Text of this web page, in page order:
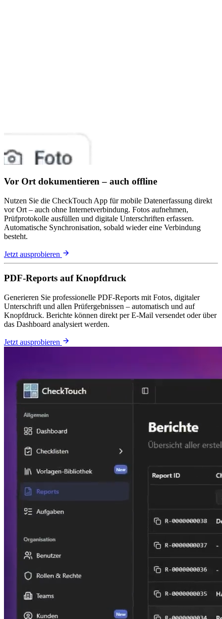
Vor Ort dokumentieren – auch offline
Nutzen Sie die CheckTouch App für mobile Datenerfassung direkt
vor Ort – auch ohne Internetverbindung. Fotos aufnehmen,
Prüfprotokolle ausfüllen und digitale Unterschriften erfassen.
Automatische Synchronisation, sobald wieder eine Verbindung
besteht.
Jetzt ausprobieren
PDF-Reports auf Knopfdruck
Generieren Sie professionelle PDF-Reports mit Fotos, digitaler
Unterschrift und allen Prüfergebnissen – automatisch und auf
Knopfdruck. Berichte können direkt per E-Mail versendet oder über
das Dashboard analysiert werden.
Jetzt ausprobieren